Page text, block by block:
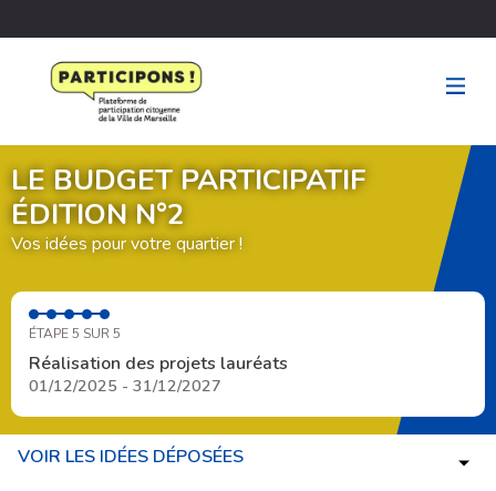
LE BUDGET PARTICIPATIF
ÉDITION N°2
Vos idées pour votre quartier !
ÉTAPE 5 SUR 5
Réalisation des projets lauréats
01/12/2025 - 31/12/2027
VOIR LES IDÉES DÉPOSÉES